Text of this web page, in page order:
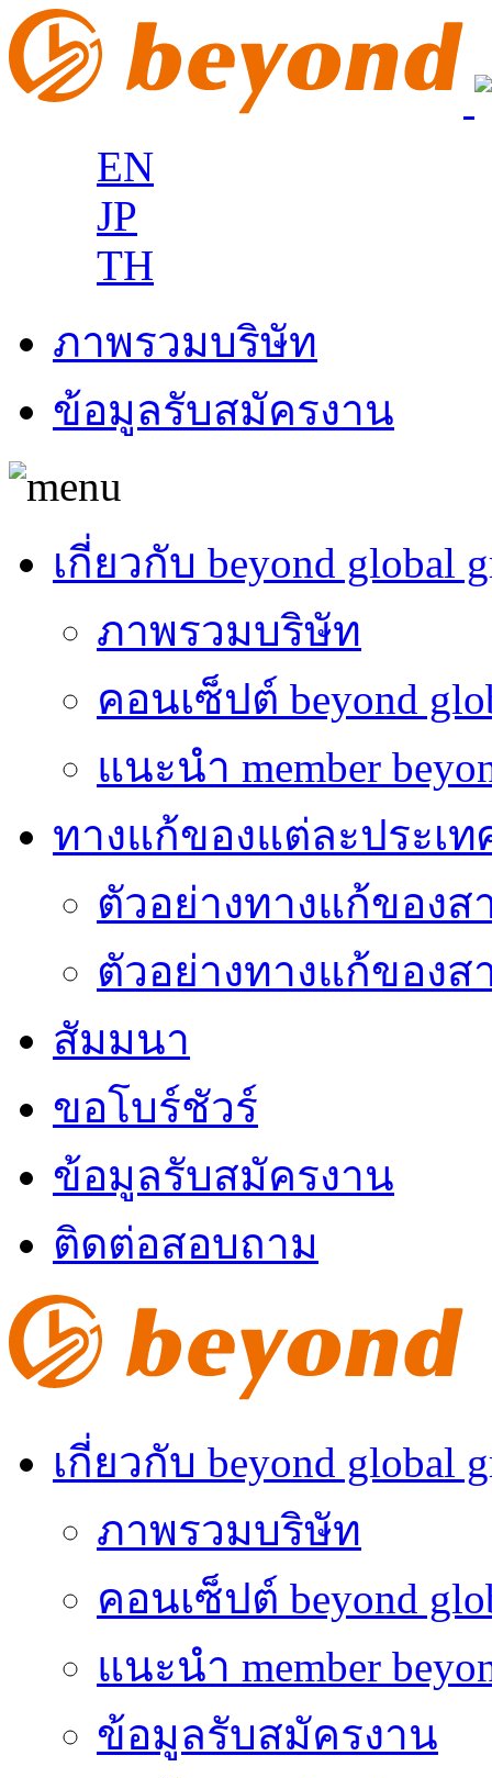
EN
JP
TH
ภาพรวมบริษัท
ข้อมูลรับสมัครงาน
เกี่ยวกับ beyond global
ภาพรวมบริษัท
คอนเซ็ปต์ beyond
แนะนำ member
ทางแก้ของแต่ละประเท
ตัวอย่างทางแก้ของส
ตัวอย่างทางแก้ของส
สัมมนา
ขอโบร์ชัวร์
ข้อมูลรับสมัครงาน
ติดต่อสอบถาม
เกี่ยวกับ beyond global
ภาพรวมบริษัท
คอนเซ็ปต์ beyond
แนะนำ member
ข้อมูลรับสมัครงาน